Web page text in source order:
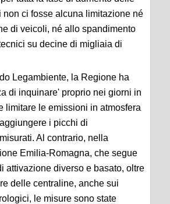
non ci fosse alcuna limitazione né
di veicoli, né allo spandimento
su decine di migliaia di
Legambiente, la Regione ha
di inquinare' proprio nei giorni in
limitare le emissioni in atmosfera
i picchi di
Al contrario, nella
Emilia-Romagna, che segue
attivazione diverso e basato, oltre
delle centraline, anche sui
le misure sono state